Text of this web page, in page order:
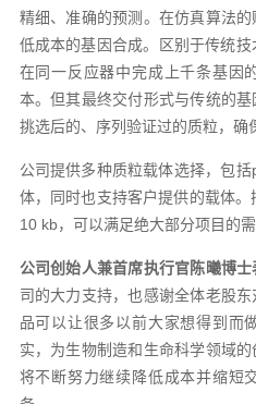
精细、准确的预测。在仿真算法
低成本的基因合成。区别于传统
在同一反应器中完成上千条基因
本。但其最终交付形式与传统的
挑选后的、序列验证过的质粒，确
公司提供多种质粒载体选择，包
体，同时也支持客户提供的载体
10 kb，可以满足绝大部分项目的需
公司创始人兼首席执行官陈曦博士
司的大力支持，也感谢全体老股
品可以让很多以前大家想得到而
实，为生物制造和生命科学领域
将不断努力继续降低成本并缩短